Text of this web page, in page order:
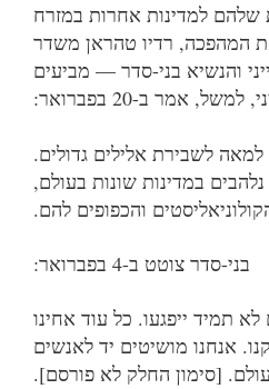
למדינות אחרות במזרח
המהפכה, רדיו טהראן משדר
והנשיא בני-סדר — מביעים
למשל, אמר ב-02 בפברואר:
לשבירת אלילים גדולים.
במדינות שונות בעולם,
והכפופים להם.
בני-סדר צוטט ב-4 בפברואר:
תמיד ייפגעו. כל עוד אחינו
אנחנו מושיטים יד לאנשים
[סימון החלק לא פורסם].